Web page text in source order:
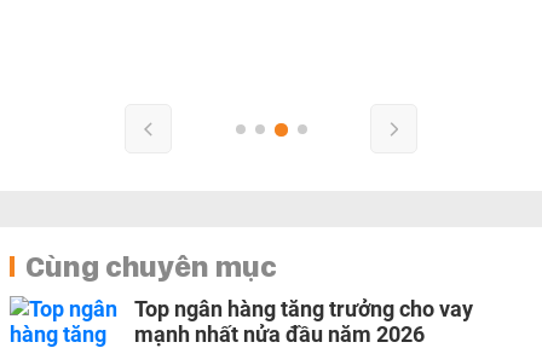
Cùng chuyên mục
Top ngân hàng tăng trưởng cho vay
mạnh nhất nửa đầu năm 2026